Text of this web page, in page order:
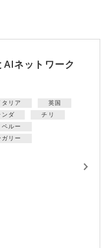
ネットワーク
タリア
英国
ンダ
チリ
ペルー
リー